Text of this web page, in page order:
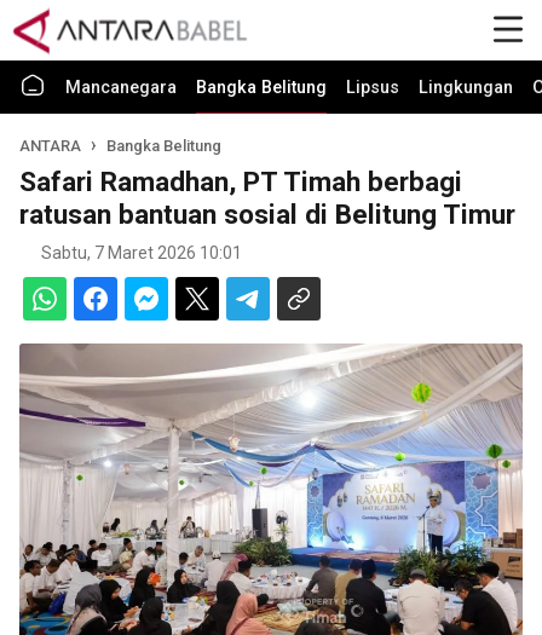
Mancanegara Bangka Belitung Lipsus Lingkungan
ANTARA Bangka Belitung
Safari Ramadhan, PT Timah berbagi
ratusan bantuan sosial di Belitung Timur
Sabtu, 7 Maret 2026 10:01